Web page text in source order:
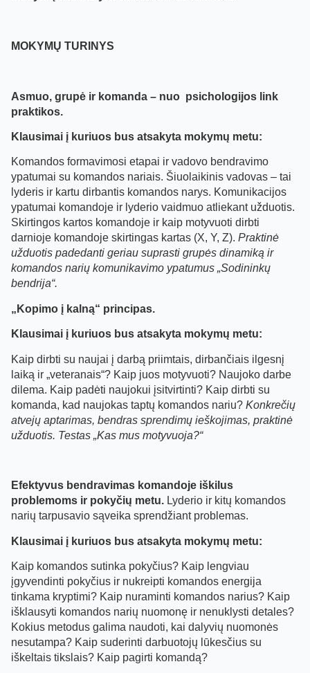
MOKYMŲ TURINYS
Asmuo, grupė ir komanda – nuo psichologijos link
praktikos.
Klausimai į kuriuos bus atsakyta mokymų metu:
Komandos formavimosi etapai ir vadovo bendravimo
ypatumai su komandos nariais. Šiuolaikinis vadovas – tai
lyderis ir kartu dirbantis komandos narys. Komunikacijos
ypatumai komandoje ir lyderio vaidmuo atliekant užduotis.
Skirtingos kartos komandoje ir kaip motyvuoti dirbti
darnioje komandoje skirtingas kartas (X, Y, Z). Praktinė
užduotis padedanti geriau suprasti grupės dinamiką ir
komandos narių komunikavimo ypatumus „Sodininkų
bendrija“.
„Kopimo į kalną“ principas.
Klausimai į kuriuos bus atsakyta mokymų metu:
Kaip dirbti su naujai į darbą priimtais, dirbančiais ilgesnį
laiką ir „veteranais“? Kaip juos motyvuoti? Naujoko darbe
dilema. Kaip padėti naujokui įsitvirtinti? Kaip dirbti su
komanda, kad naujokas taptų komandos nariu? Konkrečių
atvejų aptarimas, bendras sprendimų ieškojimas, praktinė
užduotis. Testas „Kas mus motyvuoja?“
Efektyvus bendravimas komandoje iškilus
problemoms ir pokyčių metu. Lyderio ir kitų komandos
narių tarpusavio sąveika sprendžiant problemas.
Klausimai į kuriuos bus atsakyta mokymų metu:
Kaip komandos sutinka pokyčius? Kaip lengviau
įgyvendinti pokyčius ir nukreipti komandos energija
tinkama kryptimi? Kaip nuraminti komandos narius? Kaip
išklausyti komandos narių nuomonę ir nenuklysti detales?
Kokius metodus galima naudoti, kai dalyvių nuomonės
nesutampa? Kaip suderinti darbuotojų lūkesčius su
iškeltais tikslais? Kaip pagirti komandą?